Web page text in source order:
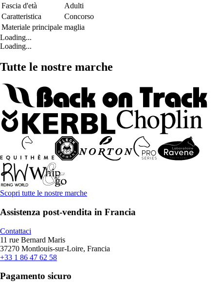
Fascia d'età
Adulti
Caratteristica
Concorso
Materiale principale maglia
Loading...
Loading...
Tutte le nostre marche
Scopri tutte le nostre marche
Assistenza post-vendita in Francia
Contattaci
11 rue Bernard Maris
37270 Montlouis-sur-Loire, Francia
+33 1 86 47 62 58
Pagamento sicuro